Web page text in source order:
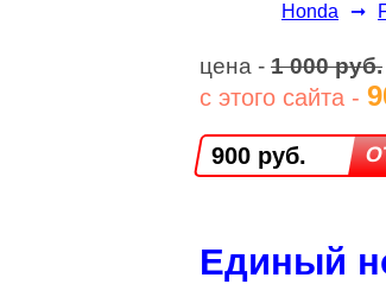
Honda ➞
цена - 1 000 руб.
с этого сайта -
900 руб.
Единый